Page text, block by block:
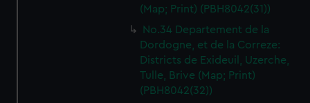
(Map; Print) (PBH8042(31))
No.34 Departement de la
Dordogne, et de la Correze:
Districts de Exideuil, Uzerche,
Tulle, Brive (Map; Print)
(PBH8042(32))